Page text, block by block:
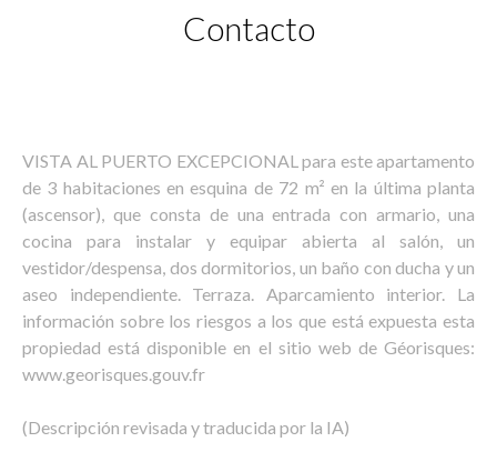
Contacto
VISTA AL PUERTO EXCEPCIONAL para este apartamento
de 3 habitaciones en esquina de 72 m² en la última planta
(ascensor), que consta de una entrada con armario, una
cocina para instalar y equipar abierta al salón, un
vestidor/despensa, dos dormitorios, un baño con ducha y un
aseo independiente. Terraza. Aparcamiento interior. La
información sobre los riesgos a los que está expuesta esta
propiedad está disponible en el sitio web de Géorisques:
www.georisques.gouv.fr
(Descripción revisada y traducida por la IA)